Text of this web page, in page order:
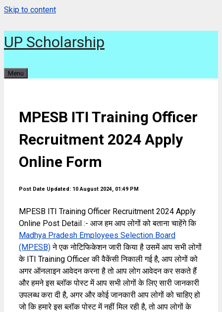
Skip to content
UP Scholarship
Menu
MPESB ITI Training Officer
Recruitment 2024 Apply
Online Form
Post Date Updated: 10 August 2024, 01:49 PM
MPESB ITI Training Officer Recruitment 2024 Apply
Online Post Detail :- आज हम आप लोगों को बताना चाहेंगे कि
Madhya Pradesh Employees Selection Board
(MPESB)ने एक नोटिफिकेशन जारी किया है उसमें आप सभी लोगों
के ITI Training Officer की वैकेंसी निकाली गई है, आप लोगों को
अगर ऑनलाइन आवेदन करना है तो आप लोग आवेदन कर सकते हैं
और हमने इस ब्लॉक पोस्ट में आप सभी लोगों के लिए सारी जानकारी
उपलब्ध करा दी है, अगर और कोई जानकारी आप लोगों को चाहिए हो
जो कि हमारे इस ब्लॉक पोस्ट में नहीं मिल रही है, तो आप लोगों के